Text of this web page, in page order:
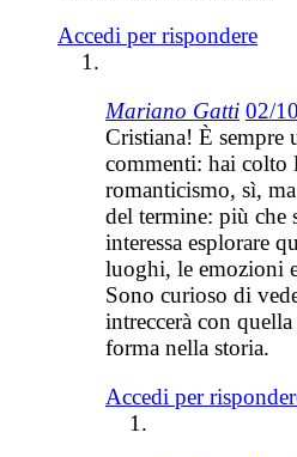
Accedi per rispondere
Mariano Gatti 02/
Cristiana! È sempre
commenti: hai colto
romanticismo, sì, ma
del termine: più che
interessa esplorare
luoghi, le emozioni
Sono curioso di
intreccerà con
forma nella storia.
Accedi per